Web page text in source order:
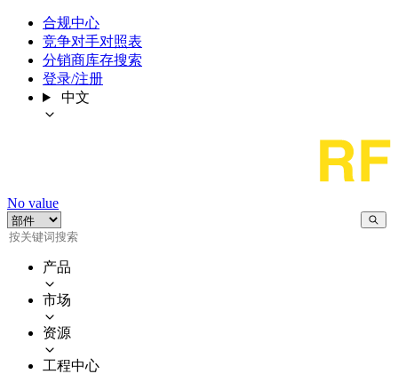
合规中心
竞争对手对照表
分销商库存搜索
登录/注册
中文
No value
产品
市场
资源
工程中心